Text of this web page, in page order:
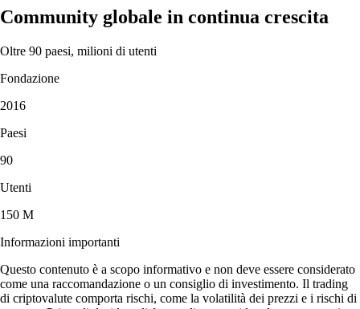
Community globale in continua crescita
Oltre 90 paesi, milioni di utenti
Fondazione
2016
Paesi
90
Utenti
150 M
Informazioni importanti
Questo contenuto è a scopo informativo e non deve essere considerato
come una raccomandazione o un consiglio di investimento. Il trading
di criptovalute comporta rischi, come la volatilità dei prezzi e i rischi di